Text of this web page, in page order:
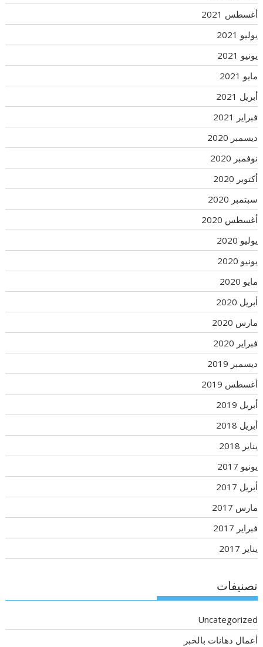
أغسطس 2021
يوليو 2021
يونيو 2021
مايو 2021
أبريل 2021
فبراير 2021
ديسمبر 2020
نوفمبر 2020
أكتوبر 2020
سبتمبر 2020
أغسطس 2020
يوليو 2020
يونيو 2020
مايو 2020
أبريل 2020
مارس 2020
فبراير 2020
ديسمبر 2019
أغسطس 2019
أبريل 2019
أبريل 2018
يناير 2018
يونيو 2017
أبريل 2017
مارس 2017
فبراير 2017
يناير 2017
تصنيفات
Uncategorized
أعمال دهانات بالخبر